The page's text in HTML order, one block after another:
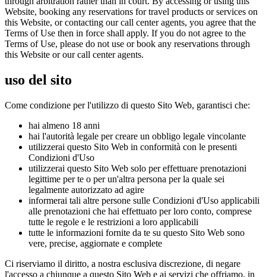
Website, booking any reservations for travel products or services on
this Website, or contacting our call center agents, you agree that the
Terms of Use then in force shall apply. If you do not agree to the
Terms of Use, please do not use or book any reservations through
this Website or our call center agents.
uso del sito
Come condizione per l'utilizzo di questo Sito Web, garantisci che:
hai almeno 18 anni
hai l'autorità legale per creare un obbligo legale vincolante
utilizzerai questo Sito Web in conformità con le presenti
Condizioni d'Uso
utilizzerai questo Sito Web solo per effettuare prenotazioni
legittime per te o per un'altra persona per la quale sei
legalmente autorizzato ad agire
informerai tali altre persone sulle Condizioni d'Uso applicabili
alle prenotazioni che hai effettuato per loro conto, comprese
tutte le regole e le restrizioni a loro applicabili
tutte le informazioni fornite da te su questo Sito Web sono
vere, precise, aggiornate e complete
Ci riserviamo il diritto, a nostra esclusiva discrezione, di negare
l'accesso a chiunque a questo Sito Web e ai servizi che offriamo, in